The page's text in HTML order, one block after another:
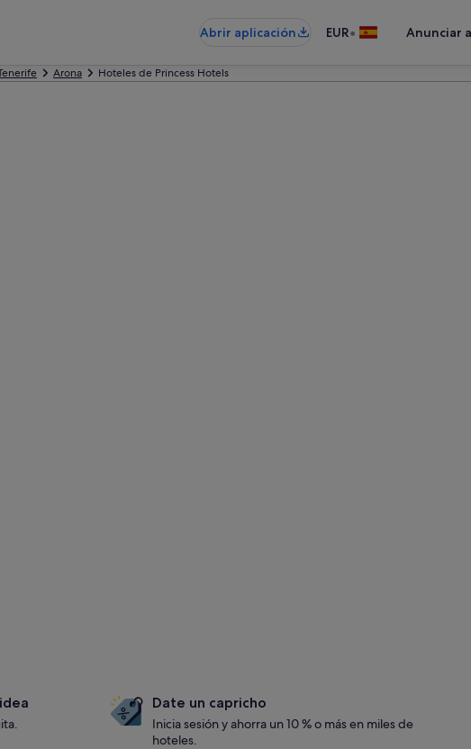
Abrir aplicación EUR• Anunciar
Arona Hoteles de Princess Hotels
Date un capricho
Inicia sesión y ahorra un 10 % o más en miles de
hoteles.